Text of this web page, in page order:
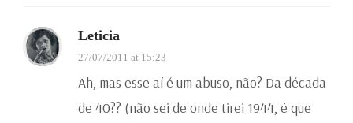
Leticia
27/07/2011 at 15:23
Ah, mas esse aí é um abuso, não? Da década
de 40?? (não sei de onde tirei 1944, é que